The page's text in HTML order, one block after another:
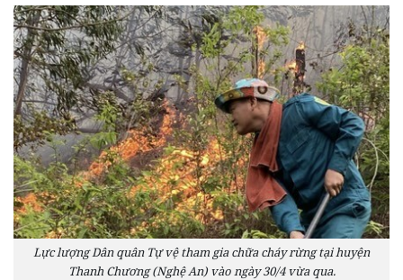
Lực lượng Dân quân Tự vệ tham gia chữa cháy rừng tại huyện
Thanh Chương (Nghệ An) vào ngày 30/4 vừa qua.